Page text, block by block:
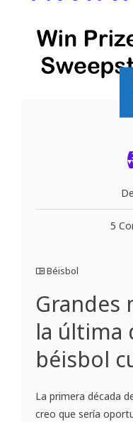
5
Béisbol
Grandes
la última
béisbol
La primera década
creo que sería